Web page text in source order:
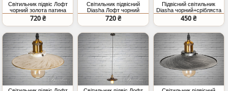
Світильник підвіс Лофт
чорний золота патина
E27
720 ₴
Світильник підвісний
Diasha Лофт чорний
срібляста E27
720 ₴
Підвісний світильник
Diasha чорний+срібляста
патина
450 ₴